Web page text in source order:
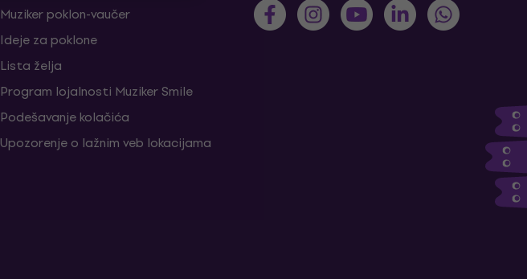
Muziker poklon-vaučer
Ideje za poklone
Lista želja
Program lojalnosti Muziker Smile
Podešavanje kolačića
Upozorenje o lažnim veb lokacijama